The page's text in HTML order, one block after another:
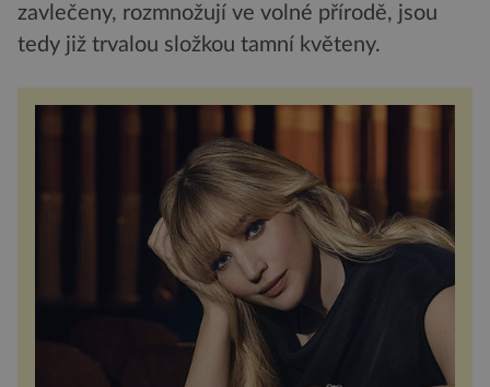
zavlečeny, rozmnožují ve volné přírodě, jsou
tedy již trvalou složkou tamní květeny.